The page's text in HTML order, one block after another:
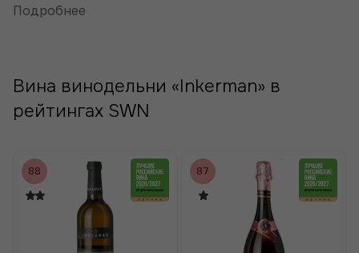
Подробнее
Вина винодельни «Inkerman» в
рейтингах SWN
88 87